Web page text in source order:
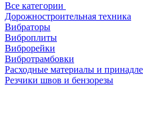
Все категории
Дорожностроительная техника
Вибраторы
Виброплиты
Виброрейки
Вибротрамбовки
Расходные материалы и
Резчики швов и бензорезы